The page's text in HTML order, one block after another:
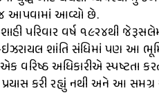
જ આપવામાં આવ્યો છે.
શાહી પરિવાર વર્ષ ૧૯૨૪થી
શાંતિ સંધિમાં પણ આ
વરિષ્ઠ અધિકારીએ સ્પષ્ટતા
પ્રયાસ કરી રહ્યું નથી અને આ